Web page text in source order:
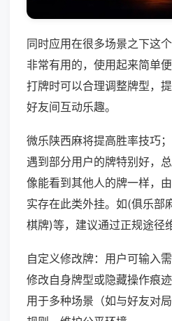
同时应用在很多场景之下这
非常有用的，使用起来简单
打牌时可以合理调整牌型，
好友间互动乐趣。
微乐陕西麻将提高胜率技巧
遇到部分用户的牌特别好，
像能看到其他人的牌一样，
实存在此类外挂。如(俱乐部
棋牌)等，建议通过正规途径
自定义修改牌：用户可输入
修改自身牌型或隐藏操作痕
用于多种场景（如与好友对